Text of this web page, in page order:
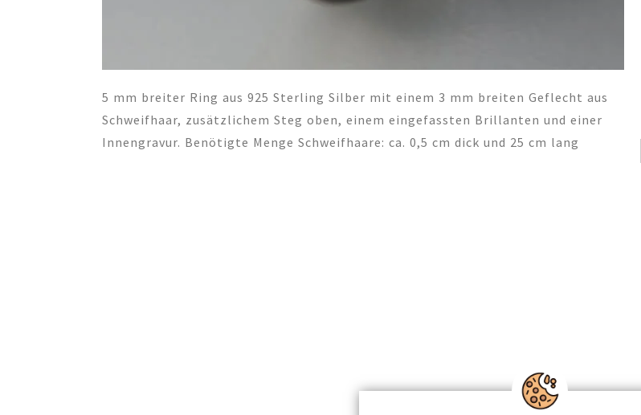
5 mm breiter Ring aus 925 Sterling Silber mit einem 3 mm breiten Geflecht aus
Schweifhaar, zusätzlichem Steg oben, einem eingefassten Brillanten und einer
Innengravur. Benötigte Menge Schweifhaare: ca. 0,5 cm dick und 25 cm lang